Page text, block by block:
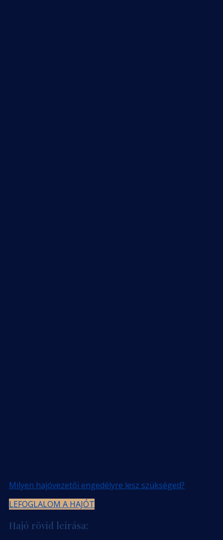
Milyen hajóvezetői engedélyre lesz szükséged?
LEFOGLALOM A HAJÓT
Hajó rövid leírása: